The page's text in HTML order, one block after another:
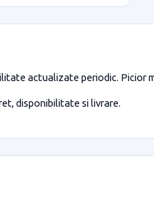
actualizate periodic. Picior
disponibilitate si livrare.